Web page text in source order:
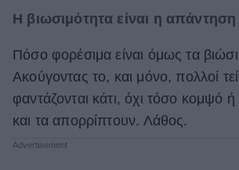
Η βιωσιμότητα είναι η απάντηση
Πόσο φορέσιμα είναι όμως τα
Ακούγοντας το, και μόνο, πολλοί
φαντάζονται κάτι, όχι τόσο κομψό
και τα απορρίπτουν. Λάθος.